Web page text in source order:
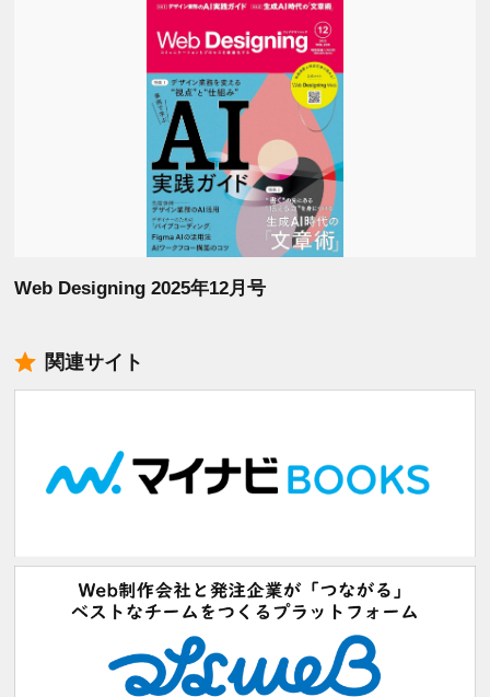
Web Designing 2025年12月号
関連サイト